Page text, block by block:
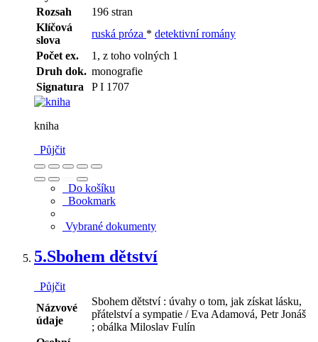
Rozsah
196 stran
Klíčová
slova
ruská próza * detektivní romány
Počet ex.
1, z toho volných 1
Druh dok. monografie
Signatura
P I 1707
kniha
Půjčit
Do košíku
Bookmark
Vybrané dokumenty
5.Sbohem dětství
Půjčit
Názvové
údaje
Sbohem dětství : úvahy o tom, jak získat lásku,
přátelství a sympatie / Eva Adamová, Petr Jonáš
; obálka Miloslav Fulín